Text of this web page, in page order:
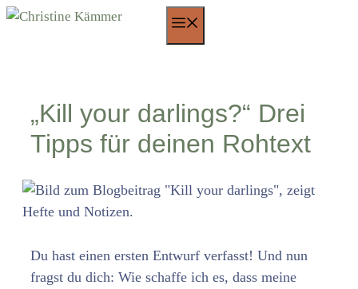
Zum
„Kill your darlings?“ Drei
Tipps für deinen Rohtext
Du hast einen ersten Entwurf verfasst! Und nun
fragst du dich: Wie schaffe ich es, dass meine